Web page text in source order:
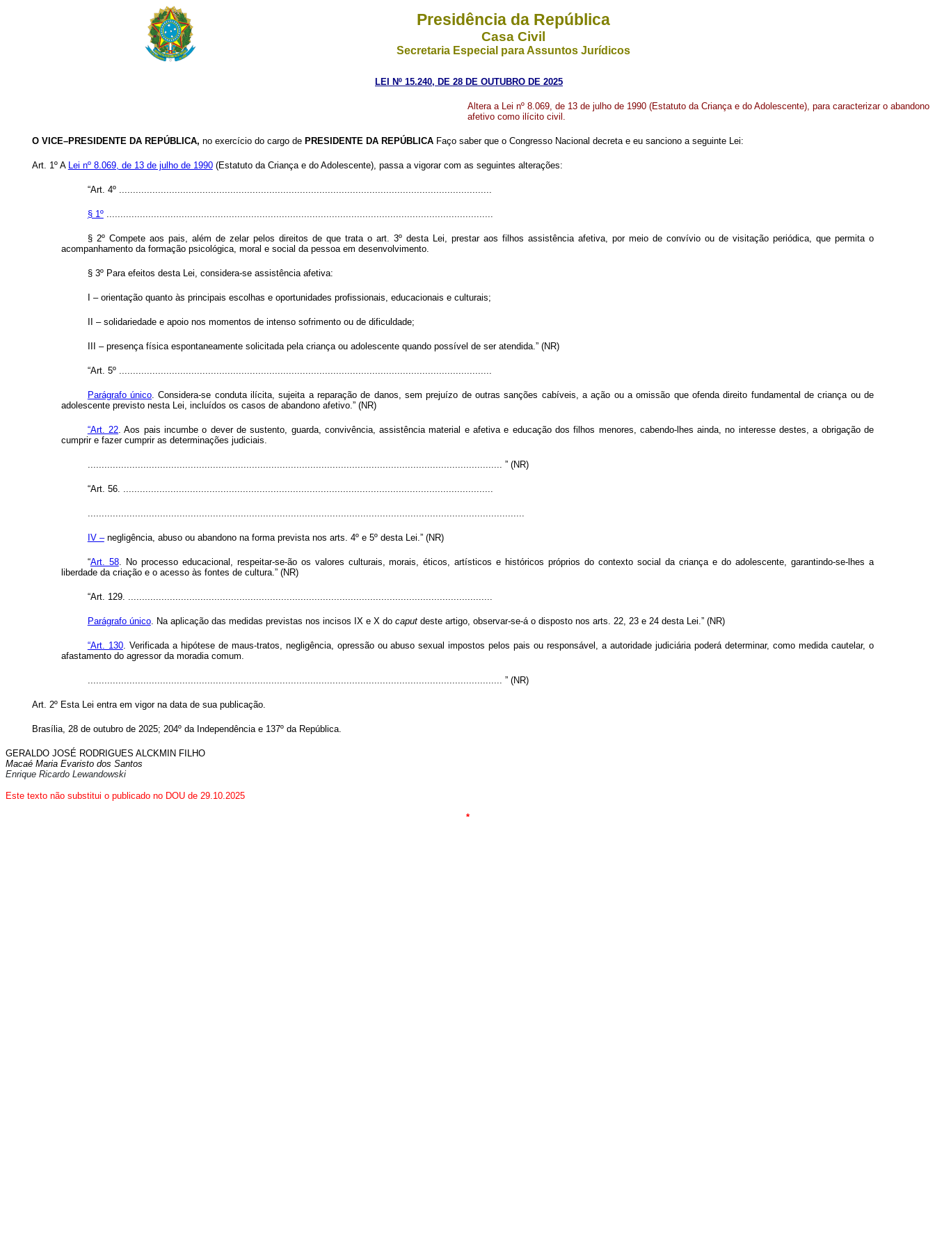
Presidência da República
Casa Civil
Secretaria Especial para Assuntos Jurídicos
LEI Nº 15.240, DE 28 DE OUTUBRO DE 2025
Altera a Lei nº 8.069, de 13 de julho de 1990 (Estatuto da Criança e do Adolescente), para caracterizar o abandono
afetivo como ilícito civil.
O VICE–PRESIDENTE DA REPÚBLICA, no exercício do cargo de PRESIDENTE DA REPÚBLICAFaço saber que o Congresso Nacional decreta e eu sanciono a seguinte Lei:
Art. 1º A Lei nº 8.069, de 13 de julho de 1990(Estatuto da Criança e do Adolescente), passa a vigorar com as seguintes alterações:
“Art. 4º ......................................................................................................................................
§ 1º...........................................................................................................................................
§ 2º Compete aos pais, além de zelar pelos direitos de que trata o art. 3º desta Lei, prestar aos filhos assistência afetiva, por meio de convívio ou de visitação periódica, que permita o
acompanhamento da formação psicológica, moral e social da pessoa em desenvolvimento.
§ 3º Para efeitos desta Lei, considera-se assistência afetiva:
I – orientação quanto às principais escolhas e oportunidades profissionais, educacionais e culturais;
II – solidariedade e apoio nos momentos de intenso sofrimento ou de dificuldade;
III – presença física espontaneamente solicitada pela criança ou adolescente quando possível de ser atendida.” (NR)
“Art. 5º ......................................................................................................................................
Parágrafo único. Considera-se conduta ilícita, sujeita a reparação de danos, sem prejuízo de outras sanções cabíveis, a ação ou a omissão que ofenda direito fundamental de criança ou de
adolescente previsto nesta Lei, incluídos os casos de abandono afetivo.” (NR)
“Art. 22. Aos pais incumbe o dever de sustento, guarda, convivência, assistência material e afetiva e educação dos filhos menores, cabendo-lhes ainda, no interesse destes, a obrigação de
cumprir e fazer cumprir as determinações judiciais.
..................................................................................................................................................... ” (NR)
“Art. 56. .....................................................................................................................................
.............................................................................................................................................................
IV –negligência, abuso ou abandono na forma prevista nos arts. 4º e 5º desta Lei.” (NR)
“Art. 58. No processo educacional, respeitar-se-ão os valores culturais, morais, éticos, artísticos e históricos próprios do contexto social da criança e do adolescente, garantindo-se-lhes a
liberdade da criação e o acesso às fontes de cultura.” (NR)
“Art. 129. ...................................................................................................................................
Parágrafo único. Na aplicação das medidas previstas nos incisos IX e X do caputdeste artigo, observar-se-á o disposto nos arts. 22, 23 e 24 desta Lei.” (NR)
“Art. 130. Verificada a hipótese de maus-tratos, negligência, opressão ou abuso sexual impostos pelos pais ou responsável, a autoridade judiciária poderá determinar, como medida cautelar, o
afastamento do agressor da moradia comum.
..................................................................................................................................................... ” (NR)
Art. 2º Esta Lei entra em vigor na data de sua publicação.
Brasília, 28 de outubro de 2025; 204º da Independência e 137º da República.
GERALDO JOSÉ RODRIGUES ALCKMIN FILHO
Macaé Maria Evaristo dos Santos
Enrique Ricardo Lewandowski
Este texto não substitui o publicado no DOU de 29.10.2025
*